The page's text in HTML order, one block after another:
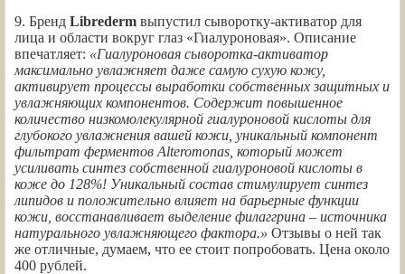
9. Бренд Librederm выпустил сыворотку-активатор для
лица и области вокруг глаз «Гиалуроновая». Описание
впечатляет: «Гиалуроновая сыворотка-активатор
максимально увлажняет даже самую сухую кожу,
активирует процессы выработки собственных защитных и
увлажняющих компонентов. Содержит повышенное
количество низкомолекулярной гиалуроновой кислоты для
глубокого увлажнения вашей кожи, уникальный компонент
фильтрат ферментов Alteromonas, который может
усиливать синтез собственной гиалуроновой кислоты в
коже до 128%! Уникальный состав стимулирует синтез
липидов и положительно влияет на барьерные функции
кожи, восстанавливает выделение филаггрина – источника
натурального увлажняющего фактора.» Отзывы о ней так
же отличные, думаем, что ее стоит попробовать. Цена около
400 рублей.